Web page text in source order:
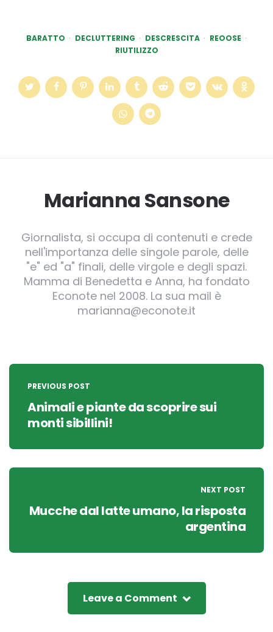
BARATTO DECLUTTERING DESCRESCITA
REOOSE
RIUTILIZZO
Marianna Sansone
Giornalista, si occupa di contenuti e crede
nell'importanza delle singole parole, delle
"e" ed "a" finali, delle virgole e degli spazi.
Mamma di Benedetta e Anna, ha fondato
Econote nel 2008. La sua mail è
marianna@econote.it
Post
navigation
PREVIOUS POST
Animali e piante da scoprire sui
monti sibillini!
NEXT POST
Mucche dal latte umano, la risposta
argentina
Leave a Comment